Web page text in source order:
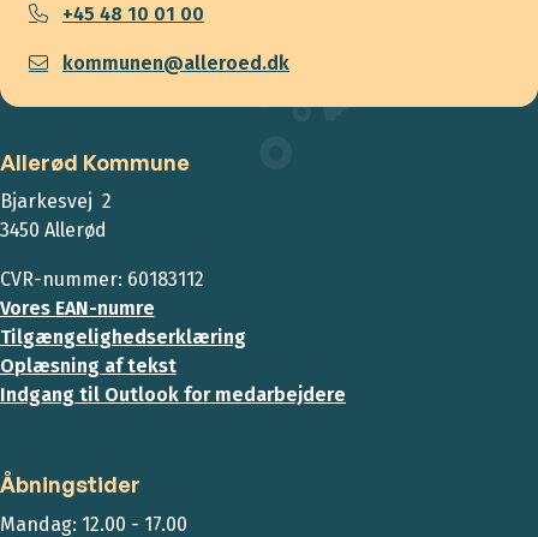
+45 48 10 01 00
kommunen@alleroed.dk
Allerød Kommune
Bjarkesvej 2
3450 Allerød
CVR-nummer: 60183112
Vores EAN-numre
Tilgængelighedserklæring
Oplæsning af tekst
Indgang til Outlook for medarbejdere
Åbningstider
Mandag: 12.00 - 17.00